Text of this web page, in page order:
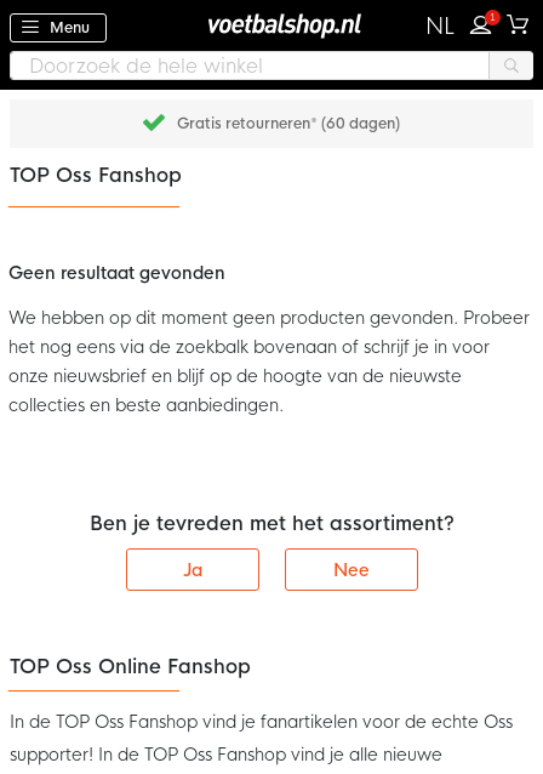
Menu NL 1
Gratis retourneren* (60 dagen)
TOP Oss Fanshop
Geen resultaat gevonden
We hebben op dit moment geen producten gevonden. Probeer
het nog eens via de zoekbalk bovenaan of schrijf je in voor
onze nieuwsbrief en blijf op de hoogte van de nieuwste
collecties en beste aanbiedingen.
Ben je tevreden met het assortiment?
Ja Nee
TOP Oss Online Fanshop
In de TOP Oss Fanshop vind je fanartikelen voor de echte Oss
supporter! In de TOP Oss Fanshop vind je alle nieuwe